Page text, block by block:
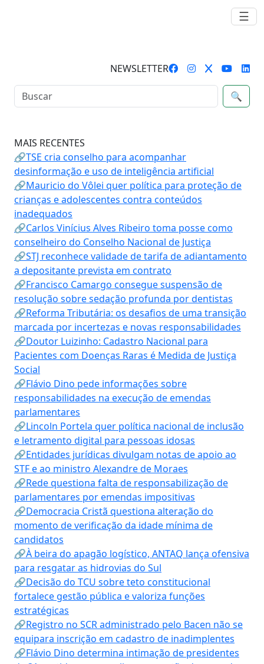
☰
NEWSLETTER
🔍
MAIS RECENTES
🔗TSE cria conselho para acompanhar
desinformação e uso de inteligência artificial
🔗Mauricio do Vôlei quer política para proteção de
crianças e adolescentes contra conteúdos
inadequados
🔗Carlos Vinícius Alves Ribeiro toma posse como
conselheiro do Conselho Nacional de Justiça
🔗STJ reconhece validade de tarifa de adiantamento
a depositante prevista em contrato
🔗Francisco Camargo consegue suspensão de
resolução sobre sedação profunda por dentistas
🔗Reforma Tributária: os desafios de uma transição
marcada por incertezas e novas responsabilidades
🔗Doutor Luizinho: Cadastro Nacional para
Pacientes com Doenças Raras é Medida de Justiça
Social
🔗Flávio Dino pede informações sobre
responsabilidades na execução de emendas
parlamentares
🔗Lincoln Portela quer política nacional de inclusão
e letramento digital para pessoas idosas
🔗Entidades jurídicas divulgam notas de apoio ao
STF e ao ministro Alexandre de Moraes
🔗Rede questiona falta de responsabilização de
parlamentares por emendas impositivas
🔗Democracia Cristã questiona alteração do
momento de verificação da idade mínima de
candidatos
🔗À beira do apagão logístico, ANTAQ lança ofensiva
para resgatar as hidrovias do Sul
🔗Decisão do TCU sobre teto constitucional
fortalece gestão pública e valoriza funções
estratégicas
🔗Registro no SCR administrado pelo Bacen não se
equipara inscrição em cadastro de inadimplentes
🔗Flávio Dino determina intimação de presidentes